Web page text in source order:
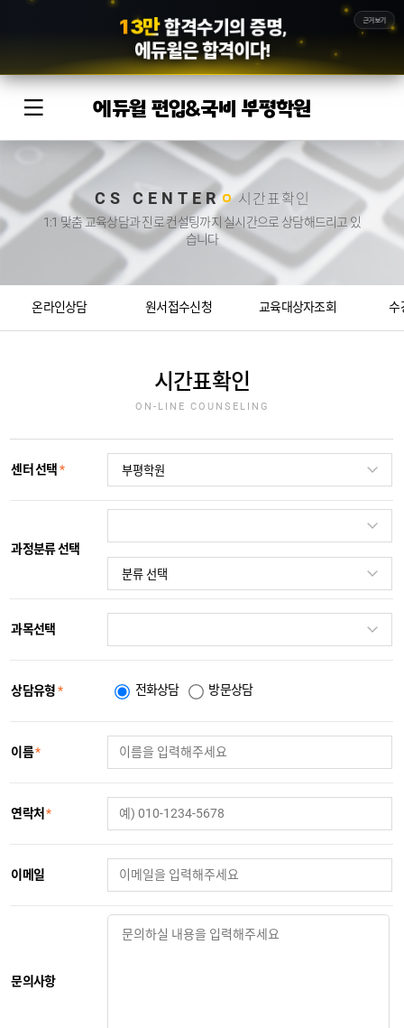
555만 회원의 선택,
에듀윌은 합격이다!
근거보기
에듀윌 편입&국비 부평학원
CS CENTER 시간표확인
1:1 맞춤 교육상담과 진로 컨설팅까지 실시간으로 상담해드리고 있
습니다
온라인상담 원서접수신청 교육대상자조회 수
시간표확인
ON-LINE COUNSELING
센터 선택*
과정분류 선택
과목선택
상담유형* 전화상담 방문상담
이름*
연락처 *
이메일
문의사항